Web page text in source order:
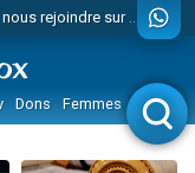
3 personnes viennent de nous rejoindre sur WhatsApp
Maasser
5 jours de vacances aux Orphelins
80 ans, dans un appartement insalubre
2 personnes viennent de nous rejoindre sur WhatsApp
Dons Femmes Enfants